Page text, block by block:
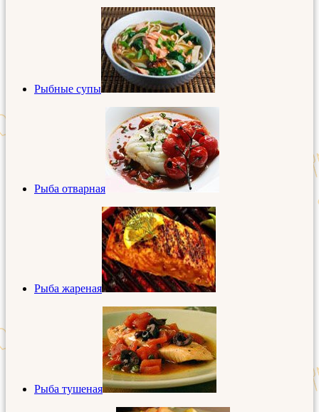
Рыбные супы
Рыба отварная
Рыба жареная
Рыба тушеная